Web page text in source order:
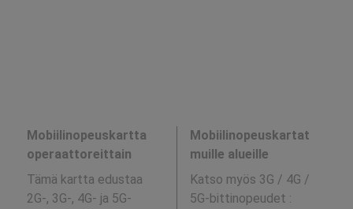
Mobiilinopeuskartta
operaattoreittain
Tämä kartta edustaa
2G-, 3G-, 4G- ja 5G-
Mobiilinopeuskartat
muille alueille
Katso myös 3G / 4G /
5G-bittinopeudet :